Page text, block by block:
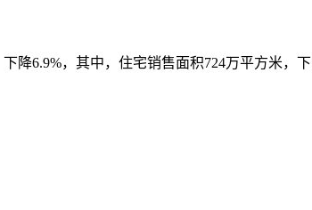
降6.9%，其中，住宅销售面积724万平方米，下